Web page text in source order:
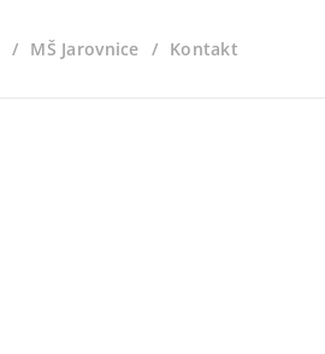
MŠ Jarovnice Kontakt